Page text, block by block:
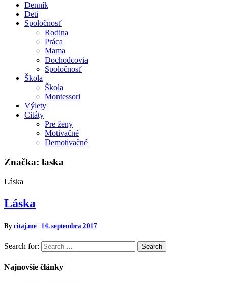
Denník
Deti
Spoločnosť
Rodina
Práca
Mama
Dochodcovia
Spoločnosť
Škola
Škola
Montessori
Výlety
Citáty
Pre ženy
Motivačné
Demotivačné
Značka: laska
Láska
Láska
By citaj.me | 14. septembra 2017
Search for: Search
Najnovšie články